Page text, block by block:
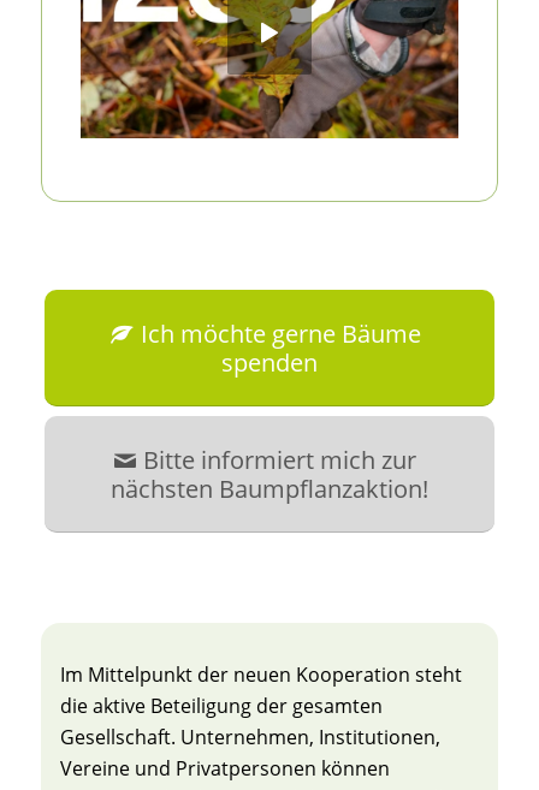
Ich möchte gerne Bäume
spenden
Bitte informiert mich zur
nächsten Baumpflanzaktion!
Im Mittelpunkt der neuen Kooperation steht
die aktive Beteiligung der gesamten
Gesellschaft. Unternehmen, Institutionen,
Vereine und Privatpersonen können